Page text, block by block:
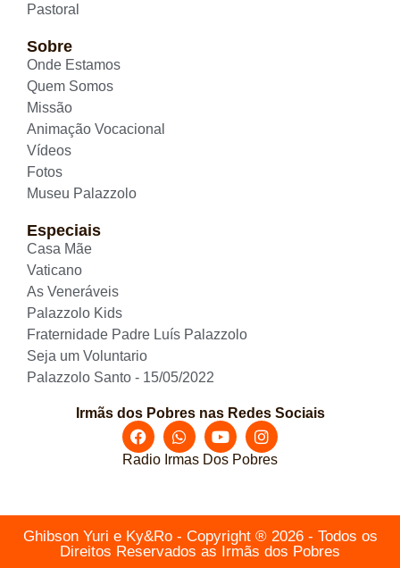
Pastoral
Sobre
Onde Estamos
Quem Somos
Missão
Animação Vocacional
Vídeos
Fotos
Museu Palazzolo
Especiais
Casa Mãe
Vaticano
As Veneráveis
Palazzolo Kids
Fraternidade Padre Luís Palazzolo
Seja um Voluntario
Palazzolo Santo - 15/05/2022
Irmãs dos Pobres nas Redes Sociais
Radio Irmas Dos Pobres
Ghibson Yuri e Ky&Ro - Copyright ® 2026 - Todos os
Direitos Reservados as Irmãs dos Pobres